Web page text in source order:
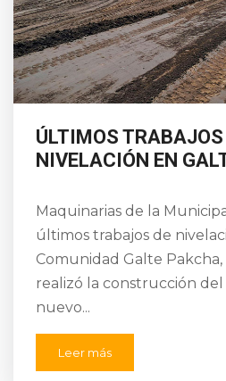
ÚLTIMOS TRABAJOS
NIVELACIÓN EN
Maquinarias de la
últimos trabajos de
Comunidad Galte
realizó la construcción
nuevo...
Leer más